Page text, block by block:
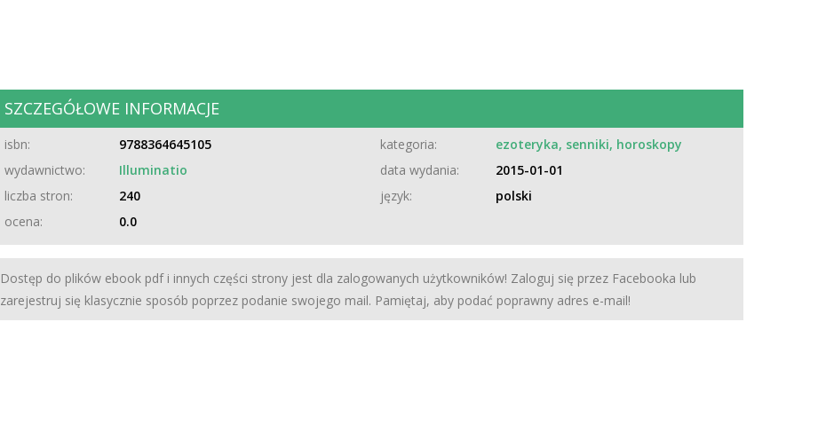
SZCZEGÓŁOWE INFORMACJE
isbn: 9788364645105 kategoria:
ezoteryka, senniki, horoskopy
wydawnictwo:
Illuminatio data wydania:
2015-01-01
liczba stron:
240 język:
polski
ocena:
0.0
Dostęp do plików ebook pdf i innych części strony jest dla zalogowanych użytkowników! Zaloguj się przez Facebooka lub
zarejestruj się klasycznie sposób poprzez podanie swojego mail. Pamiętaj, aby podać poprawny adres e-mail!